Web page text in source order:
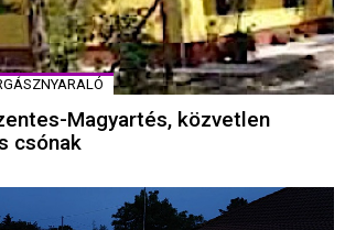
Magyartés, közvetlen
csónak